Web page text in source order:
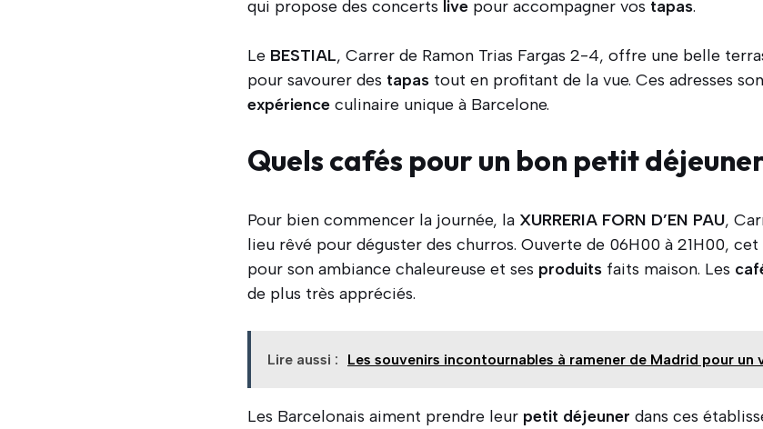
qui propose des concerts live pour accompagner vos tapas.
Le BESTIAL, Carrer de Ramon Trias Fargas 2-4, offre une belle
pour savourer des tapas tout en profitant de la vue. Ces adresses
expérience culinaire unique à Barcelone.
Quels cafés pour un bon petit
Pour bien commencer la journée, la XURRERIA FORN D’EN PAU,
lieu rêvé pour déguster des churros. Ouverte de 06H00 à 21H00,
pour son ambiance chaleureuse et ses produits faits maison. Les
de plus très appréciés.
Lire aussi : Les souvenirs incontournables à ramener de Madrid pour un
Les Barcelonais aiment prendre leur petit déjeuner dans ces